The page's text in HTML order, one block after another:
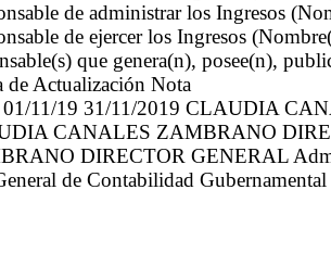
de administrar los Ingresos
de ejercer los Ingresos
que genera(n), posee(n),
de Actualización Nota
01/11/19 31/11/2019 CLAUDIA
CANALES ZAMBRANO
DIRECTOR GENERAL
de Contabilidad